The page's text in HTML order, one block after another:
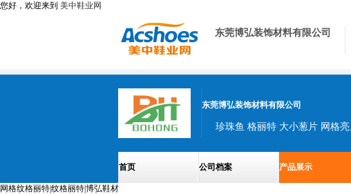
您好，欢迎来到 美中鞋业网
东莞博弘装饰材料有限公司
东莞博弘装饰材料有限公司
首页 公司档案 产品展示
网格纹格丽特|纹格丽特|博弘鞋材